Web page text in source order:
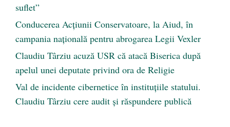
suflet”
Conducerea Acțiunii Conservatoare, la Aiud, în
campania națională pentru abrogarea Legii Vexler
Claudiu Târziu acuză USR că atacă Biserica după
apelul unei deputate privind ora de Religie
Val de incidente cibernetice în instituțiile statului.
Claudiu Târziu cere audit și răspundere publică